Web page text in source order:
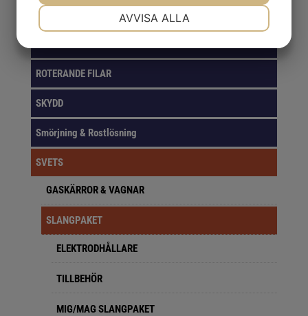
KAPNING & SLIPNING
ROTERANDE FILAR
SKYDD
Smörjning & Rostlösning
SVETS
GASKÄRROR & VAGNAR
SLANGPAKET
ELEKTRODHÅLLARE
TILLBEHÖR
MIG/MAG SLANGPAKET
MARKNADSFÖRING STATISTIK
AVVISA ALLA